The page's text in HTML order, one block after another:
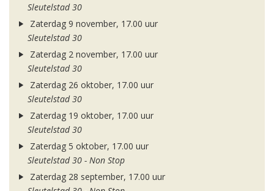
Sleutelstad 30
Zaterdag 9 november, 17.00 uur
Sleutelstad 30
Zaterdag 2 november, 17.00 uur
Sleutelstad 30
Zaterdag 26 oktober, 17.00 uur
Sleutelstad 30
Zaterdag 19 oktober, 17.00 uur
Sleutelstad 30
Zaterdag 5 oktober, 17.00 uur
Sleutelstad 30 - Non Stop
Zaterdag 28 september, 17.00 uur